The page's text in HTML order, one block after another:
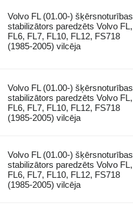
Volvo FL (01.00-) šķērsnoturības
stabilizātors paredzēts Volvo FL,
FL6, FL7, FL10, FL12, FS718
(1985-2005) vilcēja
Volvo FL (01.00-) šķērsnoturības
stabilizātors paredzēts Volvo FL,
FL6, FL7, FL10, FL12, FS718
(1985-2005) vilcēja
Volvo FL (01.00-) šķērsnoturības
stabilizātors paredzēts Volvo FL,
FL6, FL7, FL10, FL12, FS718
(1985-2005) vilcēja